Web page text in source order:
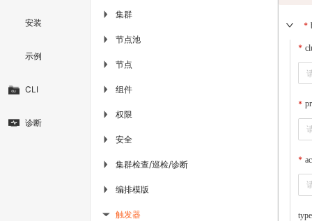
安装
示例
CLI
诊断
▶ 集群
▶ 节点池
▶ 节点
▶ 组件
▶ 权限
▶ 安全
▶ 集群检查/巡检/诊断
▶ 编排模版
▶ 触发器 type